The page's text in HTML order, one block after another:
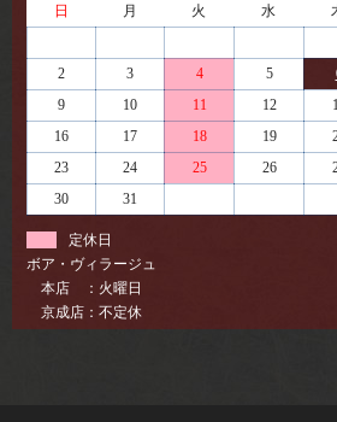
日
月 火 水
2
3 4 5
9
10 11 12
16
17 18 19
23
24 25 26
30
31
定休日
ボア・ヴィラージュ
本店 ：火曜日
京成店：不定休